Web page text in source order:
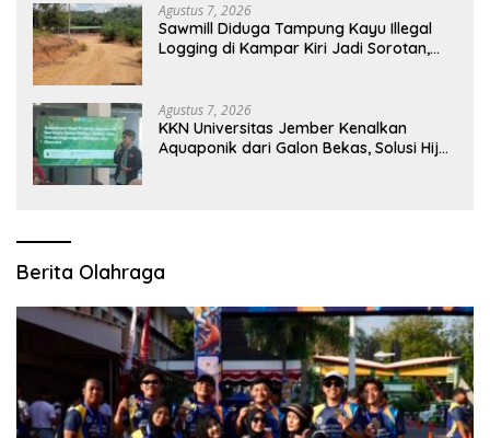
Agustus 7, 2026
Sawmill Diduga Tampung Kayu Illegal
Logging di Kampar Kiri Jadi Sorotan,
Agustus 7, 2026
KKN Universitas Jember Kenalkan
Aquaponik dari Galon Bekas, Solusi Hijau
Berita Olahraga